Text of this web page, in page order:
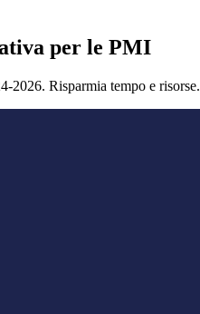
per le PMI
2026. Risparmia tempo e risorse.